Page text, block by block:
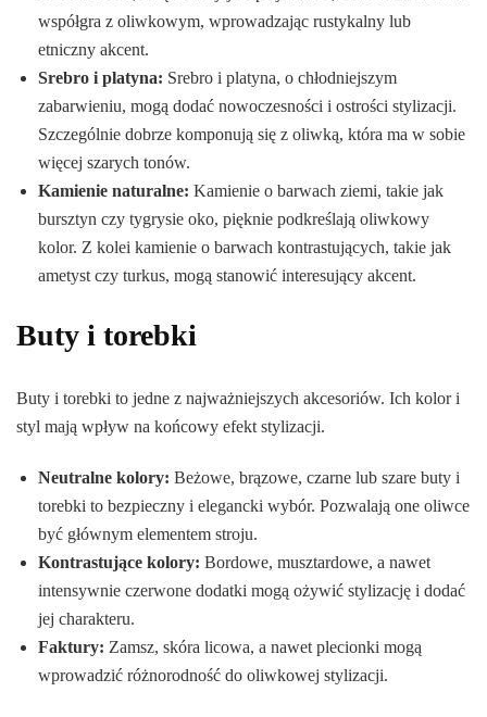
współgra z oliwkowym, wprowadzając rustykalny lub
etniczny akcent.
Srebro i platyna: Srebro i platyna, o chłodniejszym
zabarwieniu, mogą dodać nowoczesności i ostrości stylizacji.
Szczególnie dobrze komponują się z oliwką, która ma w sobie
więcej szarych tonów.
Kamienie naturalne: Kamienie o barwach ziemi, takie jak
bursztyn czy tygrysie oko, pięknie podkreślają oliwkowy
kolor. Z kolei kamienie o barwach kontrastujących, takie jak
ametyst czy turkus, mogą stanowić interesujący akcent.
Buty i torebki
Buty i torebki to jedne z najważniejszych akcesoriów. Ich kolor i
styl mają wpływ na końcowy efekt stylizacji.
Neutralne kolory: Beżowe, brązowe, czarne lub szare buty i
torebki to bezpieczny i elegancki wybór. Pozwalają one oliwce
być głównym elementem stroju.
Kontrastujące kolory: Bordowe, musztardowe, a nawet
intensywnie czerwone dodatki mogą ożywić stylizację i dodać
jej charakteru.
Faktury: Zamsz, skóra licowa, a nawet plecionki mogą
wprowadzić różnorodność do oliwkowej stylizacji.